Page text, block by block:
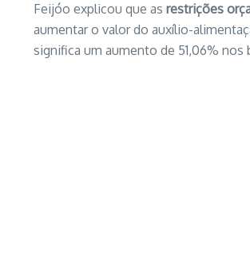
Feijóo explicou que as restrições
aumentar o valor do auxílio-
significa um aumento de 51,06%